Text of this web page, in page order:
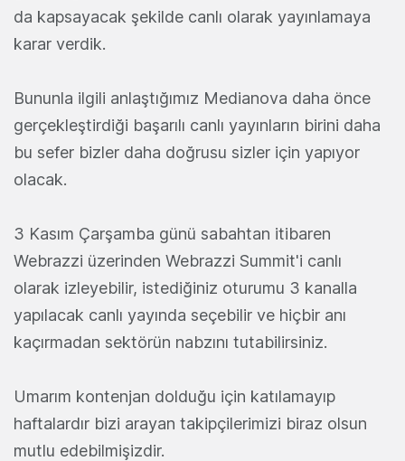
da kapsayacak şekilde canlı olarak yayınlamaya
karar verdik.
Bununla ilgili anlaştığımız Medianova daha önce
gerçekleştirdiği başarılı canlı yayınların birini daha
bu sefer bizler daha doğrusu sizler için yapıyor
olacak.
3 Kasım Çarşamba günü sabahtan itibaren
Webrazzi üzerinden Webrazzi Summit'i canlı
olarak izleyebilir, istediğiniz oturumu 3 kanalla
yapılacak canlı yayında seçebilir ve hiçbir anı
kaçırmadan sektörün nabzını tutabilirsiniz.
Umarım kontenjan dolduğu için katılamayıp
haftalardır bizi arayan takipçilerimizi biraz olsun
mutlu edebilmişizdir.